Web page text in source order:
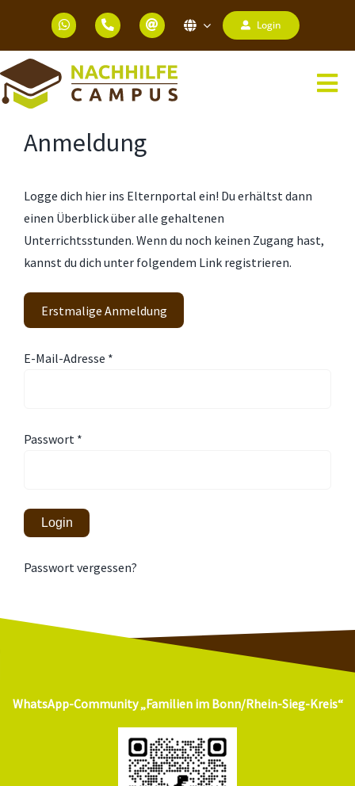
springen
Login
LEHRKRÄFTE
UNTERRICHTS BEWERTUNGEN
NACHHILFEQUALITÄT
Anmeldung
Logge dich hier ins Elternportal ein! Du erhältst dann
einen Überblick über alle gehaltenen
Unterrichtsstunden. Wenn du noch keinen Zugang hast,
kannst du dich unter folgendem Link registrieren.
Erstmalige Anmeldung
E-Mail-Adresse *
Passwort *
Login
Passwort vergessen?
WhatsApp-Community „Familien im Bonn/Rhein-Sieg-Kreis“